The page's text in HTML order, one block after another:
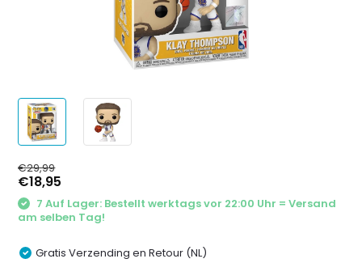
€29,99
€18,95
7 Auf Lager: Bestellt werktags vor 22:00 Uhr = Versand
am selben Tag!
Gratis Verzending en Retour (NL)